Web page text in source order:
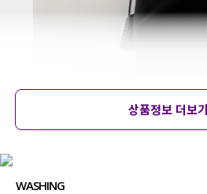
상품정보 더보기
WASHING